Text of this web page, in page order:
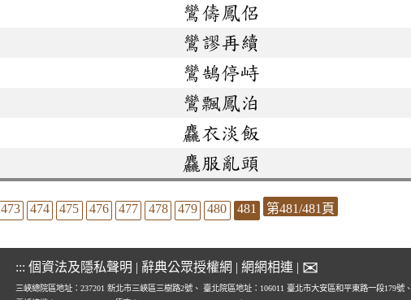
鸞儔鳳侶
鸞謬再續
鸞鵠停峙
鸞飄鳳泊
麤衣淡飯
麤服亂頭
473 474 475 476 477 478 479 480 481 第481/481頁
::: 個資法及隱私聲明 | 辭典公眾授權網 | 網網相連 | ✉
三峽總院區地址：237201 新北市三峽區三樹路2號、 臺北院區地址：106011 臺北市大安區和平東路一段179號、